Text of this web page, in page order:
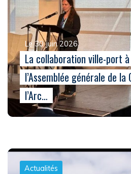
Le 30 juin 2026
La collaboration ville-port
l’Assemblée générale de la
l’Arc…
Actualités